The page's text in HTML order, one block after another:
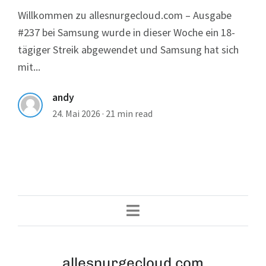
Willkommen zu allesnurgecloud.com – Ausgabe
#237 bei Samsung wurde in dieser Woche ein 18-
tägiger Streik abgewendet und Samsung hat sich
mit...
andy
24. Mai 2026 · 21 min read
allesnurgecloud.com